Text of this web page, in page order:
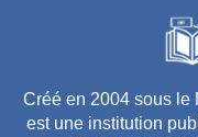
Créé en 2004 sous le
est une institution